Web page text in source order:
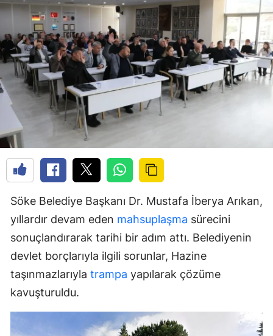
Söke Belediye Başkanı Dr. Mustafa İberya Arıkan,
yıllardır devam eden mahsuplaşma sürecini
sonuçlandırarak tarihi bir adım attı. Belediyenin
devlet borçlarıyla ilgili sorunlar, Hazine
taşınmazlarıyla trampa yapılarak çözüme
kavuşturuldu.